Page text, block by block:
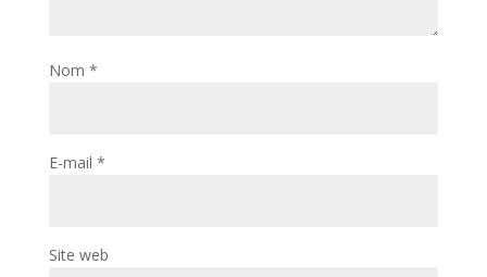
Nom *
E-mail *
Site web